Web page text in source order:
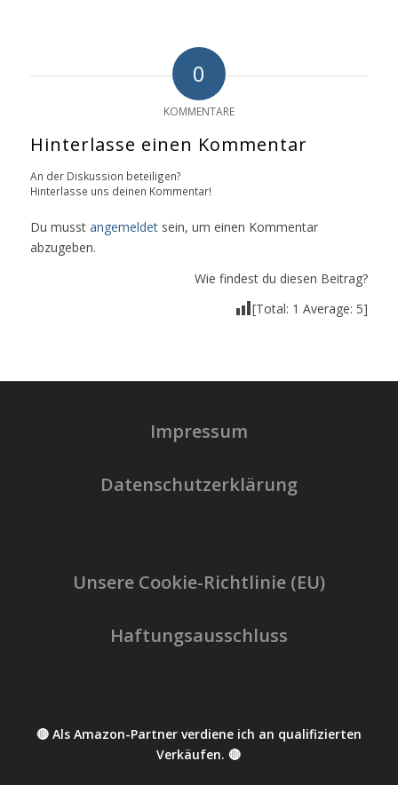
0
KOMMENTARE
Hinterlasse einen Kommentar
An der Diskussion beteiligen?
Hinterlasse uns deinen Kommentar!
Du musst angemeldetsein, um einen Kommentar
abzugeben.
Wie findest du diesen Beitrag?
[Total: 1 Average: 5]
Impressum
Datenschutzerklärung
Unsere Cookie-Richtlinie (EU)
Haftungsausschluss
🔴 Als Amazon-Partner verdiene ich an qualifizierten
Verkäufen. 🔴